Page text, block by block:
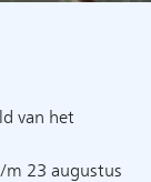
van het
23 augustus